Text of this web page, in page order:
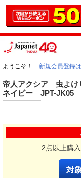
ようこそ！ 新規会員登録
帝人アクシア 虫よ
ネイビー JPT-JK05
2点以上購